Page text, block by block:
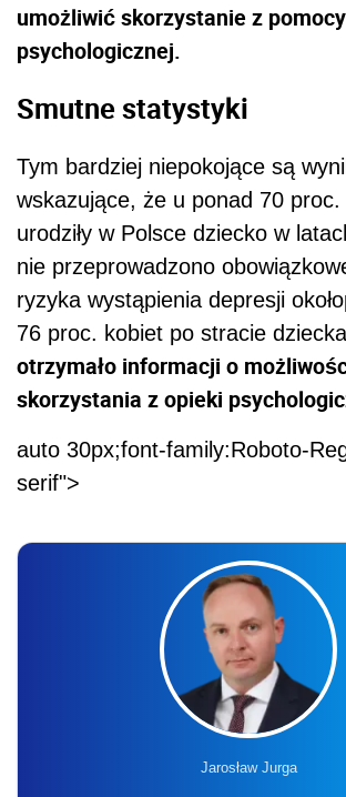
umożliwić skorzystanie z pomocy
psychologicznej.
Smutne statystyki
Tym bardziej niepokojące są
wskazujące, że u ponad 70
urodziły w Polsce dziecko w
nie przeprowadzono
ryzyka wystąpienia depresji
76 proc. kobiet po stracie
otrzymało informacji o
skorzystania z opieki
auto 30px;font-family:Roboto-
serif">
Jarosław Jurga